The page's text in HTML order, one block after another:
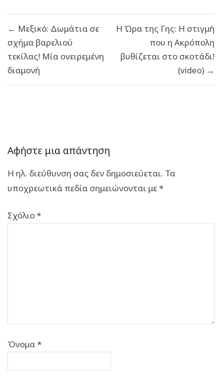
άρθρων
← Μεξικό: Δωμάτια σε
σχήμα βαρελιού
τεκίλας! Μία ονειρεμένη
διαμονή
Η Ώρα της Γης: Η στιγμή
που η Ακρόπολη
βυθίζεται στο σκοτάδι!
(video) →
Αφήστε μια απάντηση
Η ηλ. διεύθυνση σας δεν δημοσιεύεται. Τα
υποχρεωτικά πεδία σημειώνονται με*
Σχόλιο*
Όνομα*